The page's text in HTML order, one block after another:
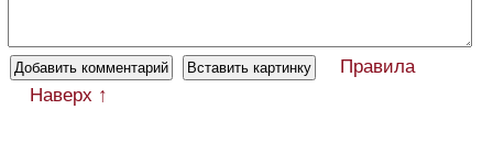
Правила
Наверх ↑